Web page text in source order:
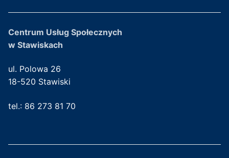
Centrum Usług Społecznych
w Stawiskach
ul. Polowa 26
18-520 Stawiski
tel.: 86 273 81 70